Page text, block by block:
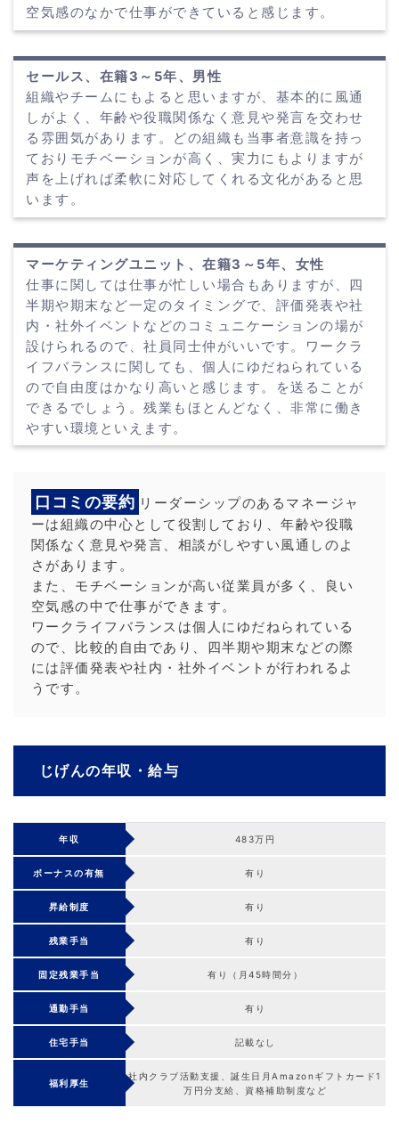
空気感のなかで仕事ができていると感じます。
セールス、在籍3～5年、男性
組織やチームにもよると思いますが、基本的に風通
しがよく、年齢や役職関係なく意見や発言を交わせ
る雰囲気があります。どの組織も当事者意識を持っ
ておりモチベーションが高く、実力にもよりますが
声を上げれば柔軟に対応してくれる文化があると思
います。
マーケティングユニット、在籍3～5年、女性
仕事に関しては仕事が忙しい場合もありますが、四
半期や期末など一定のタイミングで、評価発表や社
内・社外イベントなどのコミュニケーションの場が
設けられるので、社員同士仲がいいです。ワークラ
イフバランスに関しても、個人にゆだねられている
ので自由度はかなり高いと感じます。を送ることが
できるでしょう。残業もほとんどなく、非常に働き
やすい環境といえます。
口コミの要約 リーダーシップのあるマネージャ
ーは組織の中心として役割しており、年齢や役職
関係なく意見や発言、相談がしやすい風通しのよ
さがあります。
また、モチベーションが高い従業員が多く、良い
空気感の中で仕事ができます。
ワークライフバランスは個人にゆだねられている
ので、比較的自由であり、四半期や期末などの際
には評価発表や社内・社外イベントが行われるよ
うです。
じげんの年収・給与
年収 483万円
ボーナスの有無 有り
昇給制度 有り
残業手当 有り
固定残業手当 有り（月45時間分）
通勤手当 有り
住宅手当 記載なし
福利厚生
社内クラブ活動支援、誕生日月Amazonギフトカード1
万円分支給、資格補助制度など